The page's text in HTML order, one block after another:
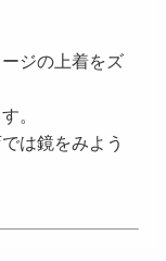
ジの上着をズ
。
は鏡をみよう